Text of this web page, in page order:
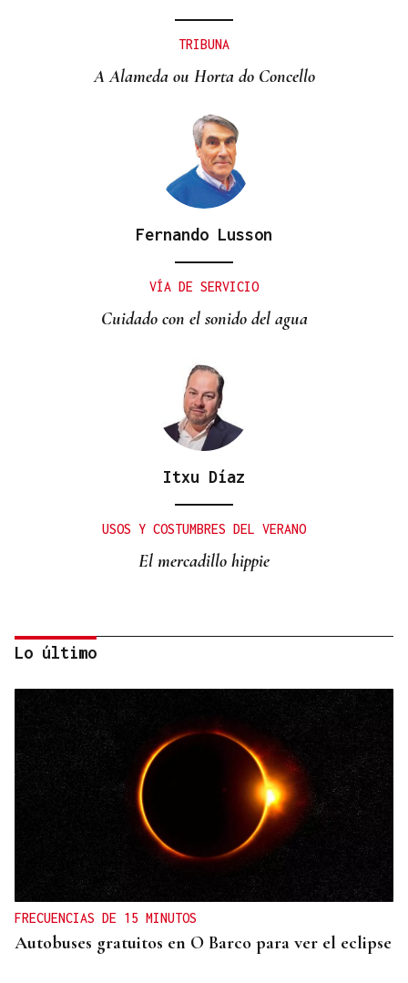
TRIBUNA
A Alameda ou Horta do Concello
Fernando Lusson
VÍA DE SERVICIO
Cuidado con el sonido del agua
Itxu Díaz
USOS Y COSTUMBRES DEL VERANO
El mercadillo hippie
Rafael Salgado
Ourense no tempo: álbum de verano | Muebles Zalama,
comercio cercano
Lo último
FRECUENCIAS DE 15 MINUTOS
Autobuses gratuitos en O Barco para ver el eclipse